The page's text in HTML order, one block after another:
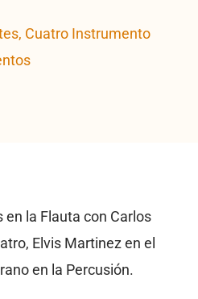
, Cuatro Instrumento
en la Flauta con Carlos
Elvis Martinez en el
en la Percusión.